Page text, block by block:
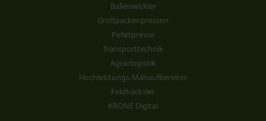
Ballenwickler
Großpackenpressen
Pelletpresse
Transporttechnik
Agrarlogistik
Hochleistungs-Mähaufbereiter
Feldhäcksler
KRONE Digital